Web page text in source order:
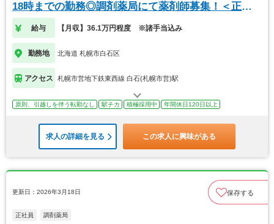
18時までの勤務◎調剤薬局にて薬剤師募集！＜正社
員＞
給与 【月収】36.1万円程度 ※諸手当込み
勤務地 北海道 札幌市白石区
アクセス 札幌市営地下鉄東西線 白石(札幌市営)駅
原則、引越しを伴う転勤なし 駅チカ 積極採用中 年間休日120日以上
求人の詳細を見る この求人に興味がある
更新日：2026年3月18日 保存する
正社員 調剤薬局